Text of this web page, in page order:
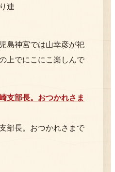
連
島神宮では山幸彦が祀
上でにこにこ楽しんで
部長。おつかれさまで